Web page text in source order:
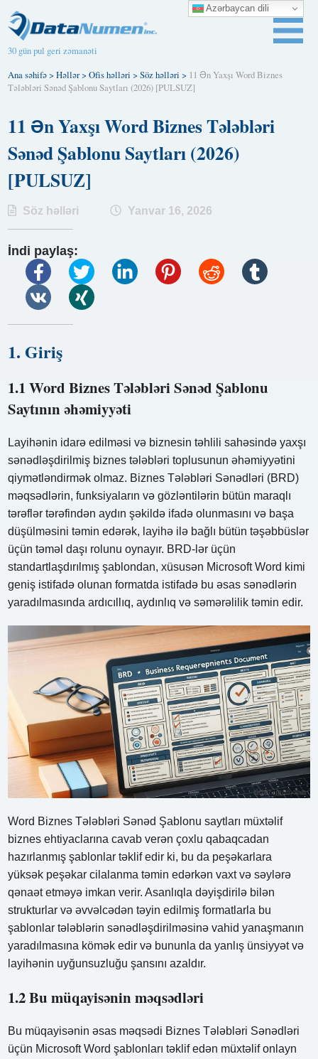
30 gün pul geri zəmanəti
Ana səhifə>Həllər>Ofis həlləri >Söz həlləri > 11 Ən Yaxşı Word Biznes
Tələbləri Sənəd Şablonu Saytları (2026) [PULSUZ]
11 Ən Yaxşı Word Biznes Tələbləri
Sənəd Şablonu Saytları (2026)
[PULSUZ]
Söz həlləri Yanvar 16, 2026
İndi paylaş:
1. Giriş
1.1 Word Biznes Tələbləri Sənəd Şablonu
Saytının əhəmiyyəti
Layihənin idarə edilməsi və biznesin təhlili sahəsində yaxşı
sənədləşdirilmiş biznes tələbləri toplusunun əhəmiyyətini
qiymətləndirmək olmaz. Biznes Tələbləri Sənədləri (BRD)
məqsədlərin, funksiyaların və gözləntilərin bütün maraqlı
tərəflər tərəfindən aydın şəkildə ifadə olunmasını və başa
düşülməsini təmin edərək, layihə ilə bağlı bütün təşəbbüslər
üçün təməl daşı rolunu oynayır. BRD-lər üçün
standartlaşdırılmış şablondan, xüsusən Microsoft Word kimi
geniş istifadə olunan formatda istifadə bu əsas sənədlərin
yaradılmasında ardıcıllıq, aydınlıq və səmərəlilik təmin edir.
Word Biznes Tələbləri Sənəd Şablonu saytları müxtəlif
biznes ehtiyaclarına cavab verən çoxlu qabaqcadan
hazırlanmış şablonlar təklif edir ki, bu da peşəkarlara
yüksək peşəkar cilalanma təmin edərkən vaxt və səylərə
qənaət etməyə imkan verir. Asanlıqla dəyişdirilə bilən
strukturlar və əvvəlcədən təyin edilmiş formatlarla bu
şablonlar tələblərin sənədləşdirilməsinə vahid yanaşmanın
yaradılmasına kömək edir və bununla da yanlış ünsiyyət və
layihənin uyğunsuzluğu şansını azaldır.
1.2 Bu müqayisənin məqsədləri
Bu müqayisənin əsas məqsədi Biznes Tələbləri Sənədləri
üçün Microsoft Word şablonları təklif edən müxtəlif onlayn
Azərbaycan dili